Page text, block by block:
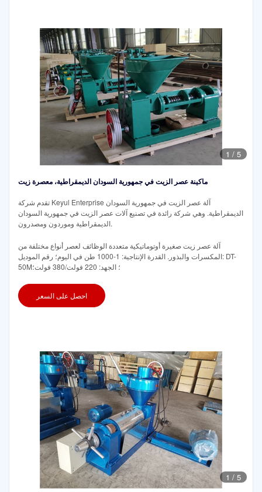
1 / 5
ماكينة عصر الزيت في جمهورية السودان الديمقراطية، معصرة زيت
تقدم شركة Keyul Enterprise آلة عصر الزيت في جمهورية السودان
الديمقراطية. وهي شركة رائدة في تصنيع آلات عصر الزيت في جمهورية السودان
الديمقراطية وموردون ومصدرون.
آلة عصر زيت صغيرة أوتوماتيكية متعددة الوظائف لعصر أنواع مختلفة من
المكسرات والبذور. القدرة الإنتاجية: 1-1000 طن في اليوم؛ رقم الموديل: DT-
50M؛ الجهد: 220 فولت/380 فولت؛
احصل على السعر
1 / 5